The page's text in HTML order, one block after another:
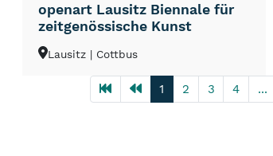
openart Lausitz Biennale für
zeitgenössische Kunst
Lausitz | Cottbus
1 2 3 4 ...